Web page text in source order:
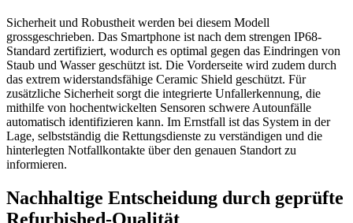
Sicherheit und Robustheit werden bei diesem Modell
grossgeschrieben. Das Smartphone ist nach dem strengen IP68-
Standard zertifiziert, wodurch es optimal gegen das Eindringen von
Staub und Wasser geschützt ist. Die Vorderseite wird zudem durch
das extrem widerstandsfähige Ceramic Shield geschützt. Für
zusätzliche Sicherheit sorgt die integrierte Unfallerkennung, die
mithilfe von hochentwickelten Sensoren schwere Autounfälle
automatisch identifizieren kann. Im Ernstfall ist das System in der
Lage, selbstständig die Rettungsdienste zu verständigen und die
hinterlegten Notfallkontakte über den genauen Standort zu
informieren.
Nachhaltige Entscheidung durch geprüfte
Refurbished-Qualität